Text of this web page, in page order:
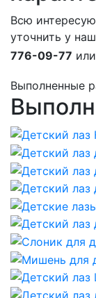
Всю
уточнить у
776-09-77 или
Выполненные